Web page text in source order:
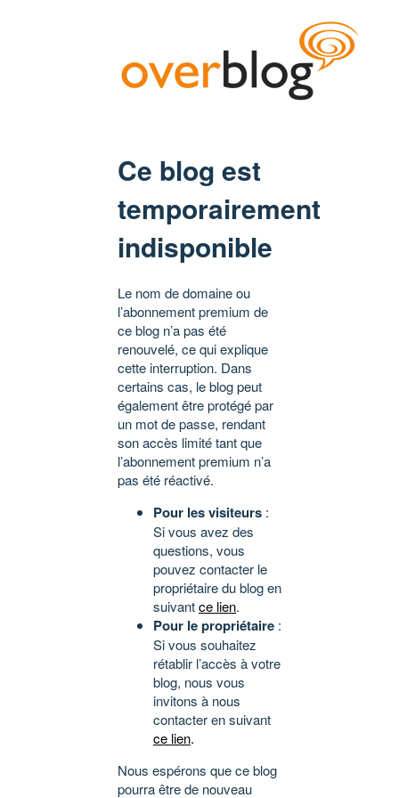
Ce blog est
temporairement
indisponible
Le nom de domaine ou
l’abonnement premium de
ce blog n’a pas été
renouvelé, ce qui explique
cette interruption. Dans
certains cas, le blog peut
également être protégé par
un mot de passe, rendant
son accès limité tant que
l’abonnement premium n’a
pas été réactivé.
Pour les visiteurs :
Si vous avez des
questions, vous
pouvez contacter le
propriétaire du blog en
suivantce lien.
Pour le propriétaire :
Si vous souhaitez
rétablir l’accès à votre
blog, nous vous
invitons à nous
contacter en suivant
ce lien.
Nous espérons que ce blog
pourra être de nouveau